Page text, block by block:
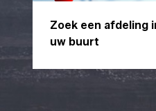
Zoek een afdeling
uw buurt